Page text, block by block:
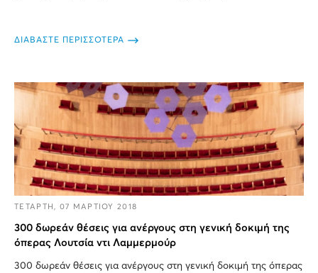
ΔΙΑΒΑΣΤΕ ΠΕΡΙΣΣΟΤΕΡΑ
ΤΕΤΑΡΤΗ, 07 ΜΑΡΤΙΟΥ 2018
300 δωρεάν θέσεις για ανέργους στη γενική δοκιμή της
όπερας Λουτσία ντι Λαμμερμούρ
300 δωρεάν θέσεις για ανέργους στη γενική δοκιμή της όπερας